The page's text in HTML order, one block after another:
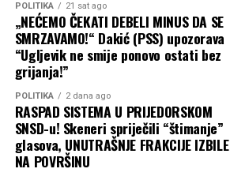
POLITIKA 21 sat ago
„NEĆEMO ČEKATI DEBELI MINUS DA SE
SMRZAVAMO!“ Dakić (PSS) upozorava
“Ugljevik ne smije ponovo ostati bez
grijanja!”
POLITIKA 2 dana ago
RASPAD SISTEMA U PRIJEDORSKOM
SNSD-u! Skeneri spriječili “štimanje”
glasova, UNUTRAŠNJE FRAKCIJE IZBILE
NA POVRŠINU